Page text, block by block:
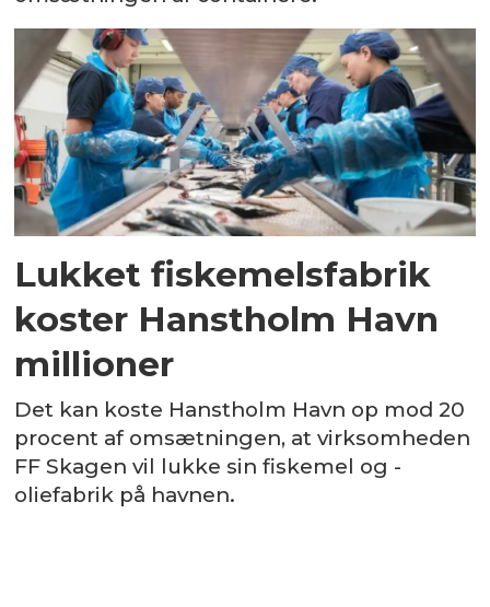
Lukket fiskemelsfabrik
koster Hanstholm Havn
millioner
Det kan koste Hanstholm Havn op mod 20
procent af omsætningen, at virksomheden
FF Skagen vil lukke sin fiskemel og -
oliefabrik på havnen.